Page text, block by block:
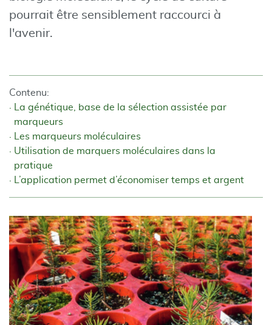
pourrait être sensiblement raccourci à
l'avenir.
Contenu:
La génétique, base de la sélection assistée par
marqueurs
Les marqueurs moléculaires
Utilisation de marquers moléculaires dans la
pratique
L’application permet d’économiser temps et argent